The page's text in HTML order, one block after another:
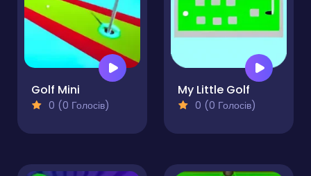
Golf Mini
0 (0 Голосів)
My Little Golf
0 (0 Голосів)